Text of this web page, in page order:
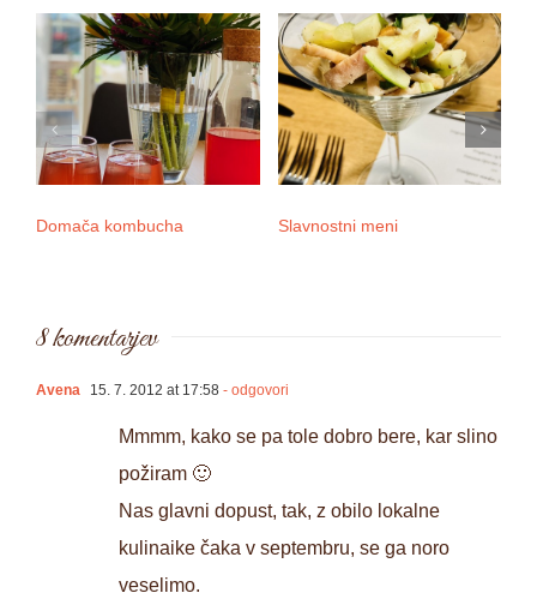
Domača kombucha Slavnostni meni
8 komentarjev
Avena 15. 7. 2012 at 17:58 - odgovori
Mmmm, kako se pa tole dobro bere, kar slino
požiram 🙂
Nas glavni dopust, tak, z obilo lokalne
kulinaike čaka v septembru, se ga noro
veselimo.